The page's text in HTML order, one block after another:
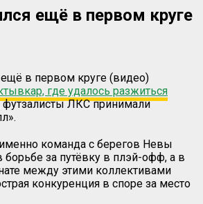
ещё в первом круге
где удалось разжиться
футзалисты ЛКС принимали
команда с берегов Невы
борьбе за путёвку в плэй-офф, а в
между этими коллективами
конкуренция в споре за место